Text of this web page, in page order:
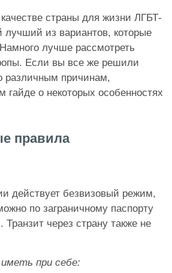
страны для жизни ЛГБТ-
лучший из вариантов, которые
лучше рассмотреть
Если вы все же решили
различным причинам,
гайде о некоторых особенностях
правила
действует безвизовый режим,
по заграничному паспорту
Транзит через страну также не
при себе: